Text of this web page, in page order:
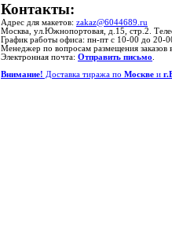
Контакты:
Адрес для макетов: zakaz@6044689.ru
Москва, ул.Южнопортовая, д.15, стр.2.
График работы офиса: пн-пт с 10-00 до 20-
Менеджер по вопросам размещения
Электронная почта: Отправить письмо
Внимание! Доставка тиража по Москве и